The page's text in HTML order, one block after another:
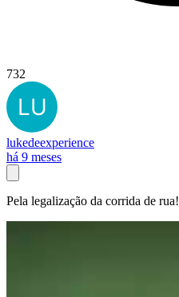
732
lukedeexperience
há 9 meses
Pela legalização da corrida de rua!